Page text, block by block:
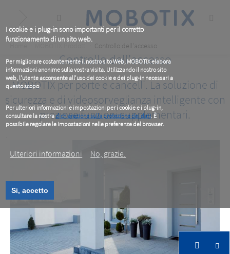
I cookie e i plug-in sono importanti per il corretto
funzionamento di un sito web.
Per migliorare costantemente il nostro sito Web, MOBOTIX elabora
informazioni anonime sulla vostra visita. Utilizzando il nostro sito
web, l'utente acconsente all'uso dei cookie e dei plug-in necessari a
questo scopo.
Per ulteriori informazioni e impostazioni per i cookie e i plug-in,
consultare la nostradichiarazione sulla protezione dei dati. È
possibile regolare le impostazioni nelle preferenze del browser.
Ulteriori informazioni
No, grazie.
Si, accetto
content
Controllo dell'accesso
Controllo dell'accesso
MOBOTIX per porte e cancelli. La soluzione di
sicurezza e di videosorveglianza intelligente con
preziose funzioni supplementari.